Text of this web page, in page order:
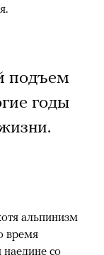
подъем
годы
альпинизм
время
наедине со